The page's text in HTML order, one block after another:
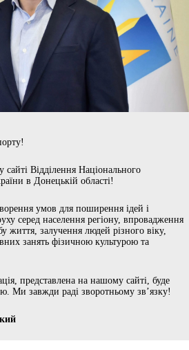
Відділення Національного
в Донецькій області!
умов для поширення ідей і
серед населення регіону, впровадження
життя, залучення людей різного віку,
занять фізичною культурою та
представлена на нашому сайті, буде
Ми завжди раді зворотньому зв’язку!